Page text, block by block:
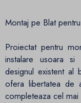
Montaj pe Blat
Proiectat pentru
instalare usoara si
designul existent al
ofera libertatea de
completeaza cel